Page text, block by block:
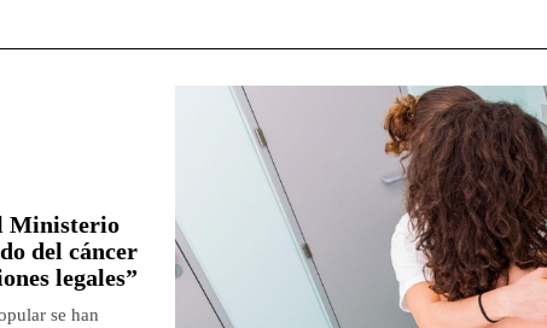
Ministerio
del cáncer
legales”
se han